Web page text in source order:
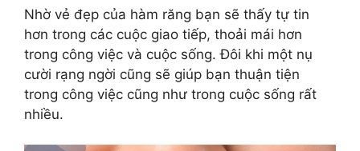
Nhờ vẻ đẹp của hàm răng bạn sẽ thấy tự tin
hơn trong các cuộc giao tiếp, thoải mái hơn
trong công việc và cuộc sống. Đôi khi một nụ
cười rạng ngời cũng sẽ giúp bạn thuận tiện
trong công việc cũng như trong cuộc sống rất
nhiều.